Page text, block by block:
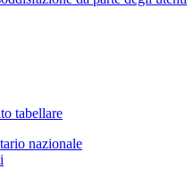
tabellare
nazionale